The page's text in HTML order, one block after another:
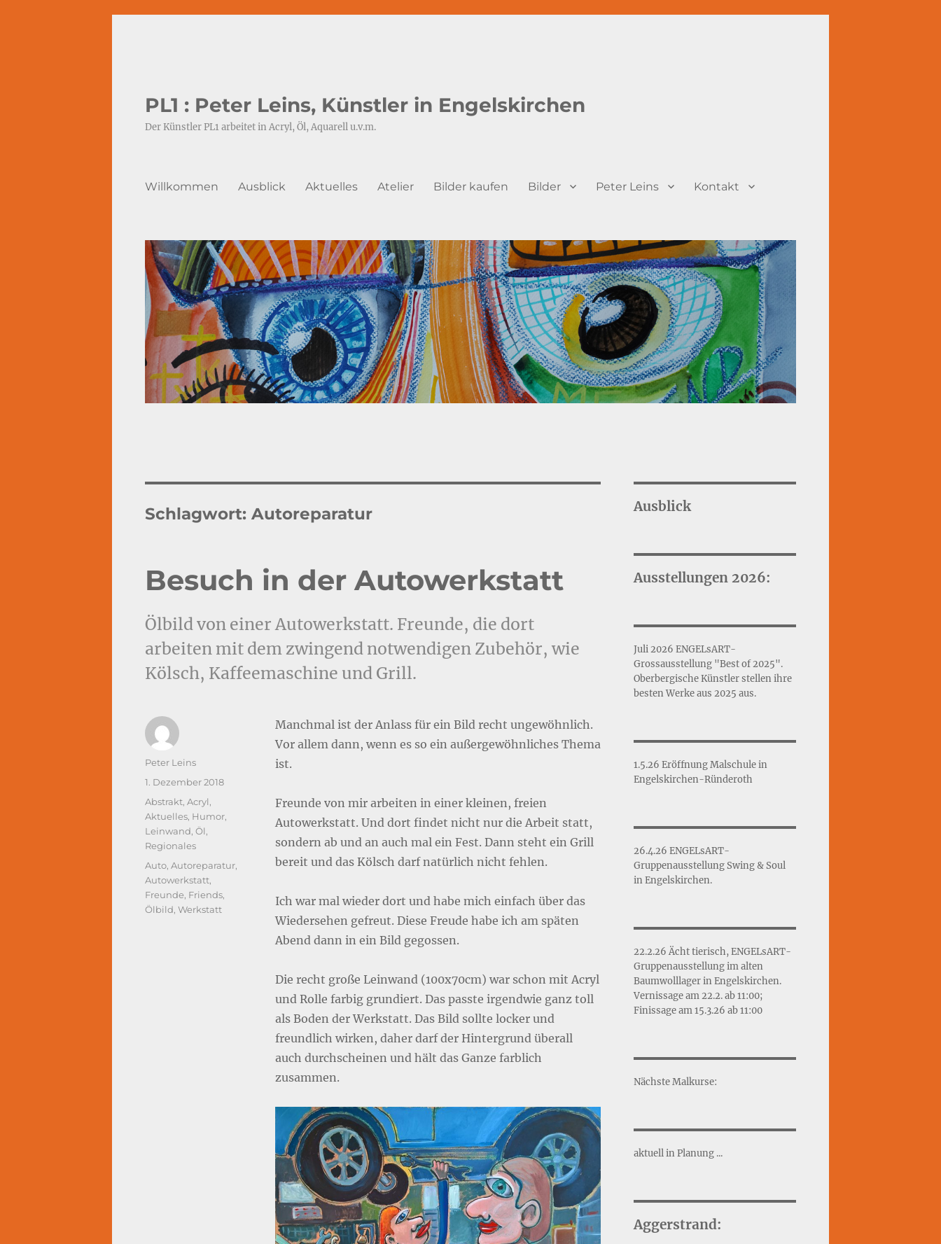
PL1 : Peter Leins, Künstler in Engelskirchen
Der Künstler PL1 arbeitet in Acryl, Öl, Aquarell u.v.m.
Willkommen Ausblick Aktuelles Atelier Bilder kaufen Bilder Peter Leins Kontakt
Schlagwort: Autoreparatur
Besuch in der Autowerkstatt
Ölbild von einer Autowerkstatt. Freunde, die dort
arbeiten mit dem zwingend notwendigen Zubehör, wie
Kölsch, Kaffeemaschine und Grill.
Manchmal ist der Anlass für ein Bild recht ungewöhnlich.
Vor allem dann, wenn es so ein außergewöhnliches Thema
ist.
Freunde von mir arbeiten in einer kleinen, freien
Autowerkstatt. Und dort findet nicht nur die Arbeit statt,
sondern ab und an auch mal ein Fest. Dann steht ein Grill
bereit und das Kölsch darf natürlich nicht fehlen.
Ich war mal wieder dort und habe mich einfach über das
Wiedersehen gefreut. Diese Freude habe ich am späten
Abend dann in ein Bild gegossen.
Die recht große Leinwand (100x70cm) war schon mit Acryl
und Rolle farbig grundiert. Das passte irgendwie ganz toll
als Boden der Werkstatt. Das Bild sollte locker und
freundlich wirken, daher darf der Hintergrund überall
auch durchscheinen und hält das Ganze farblich
zusammen.
Autor
Peter Leins
Veröffentlicht
am
1. Dezember 2018
Kategorien
Abstrakt, Acryl,
Aktuelles, Humor,
Leinwand, Öl,
Regionales
Schlagwörter
Auto, Autoreparatur,
Autowerkstatt,
Freunde, Friends,
Ölbild, Werkstatt
Ausblick
Ausstellungen 2026:
Juli 2026 ENGELsART-
Grossausstellung "Best of 2025".
Oberbergische Künstler stellen ihre
besten Werke aus 2025 aus.
1.5.26 Eröffnung Malschule in
Engelskirchen-Ründeroth
26.4.26 ENGELsART-
Gruppenausstellung Swing & Soul
in Engelskirchen.
22.2.26 Ächt tierisch, ENGELsART-
Gruppenausstellung im alten
Baumwolllager in Engelskirchen.
Vernissage am 22.2. ab 11:00;
Finissage am 15.3.26 ab 11:00
Nächste Malkurse:
aktuell in Planung ...
Aggerstrand: